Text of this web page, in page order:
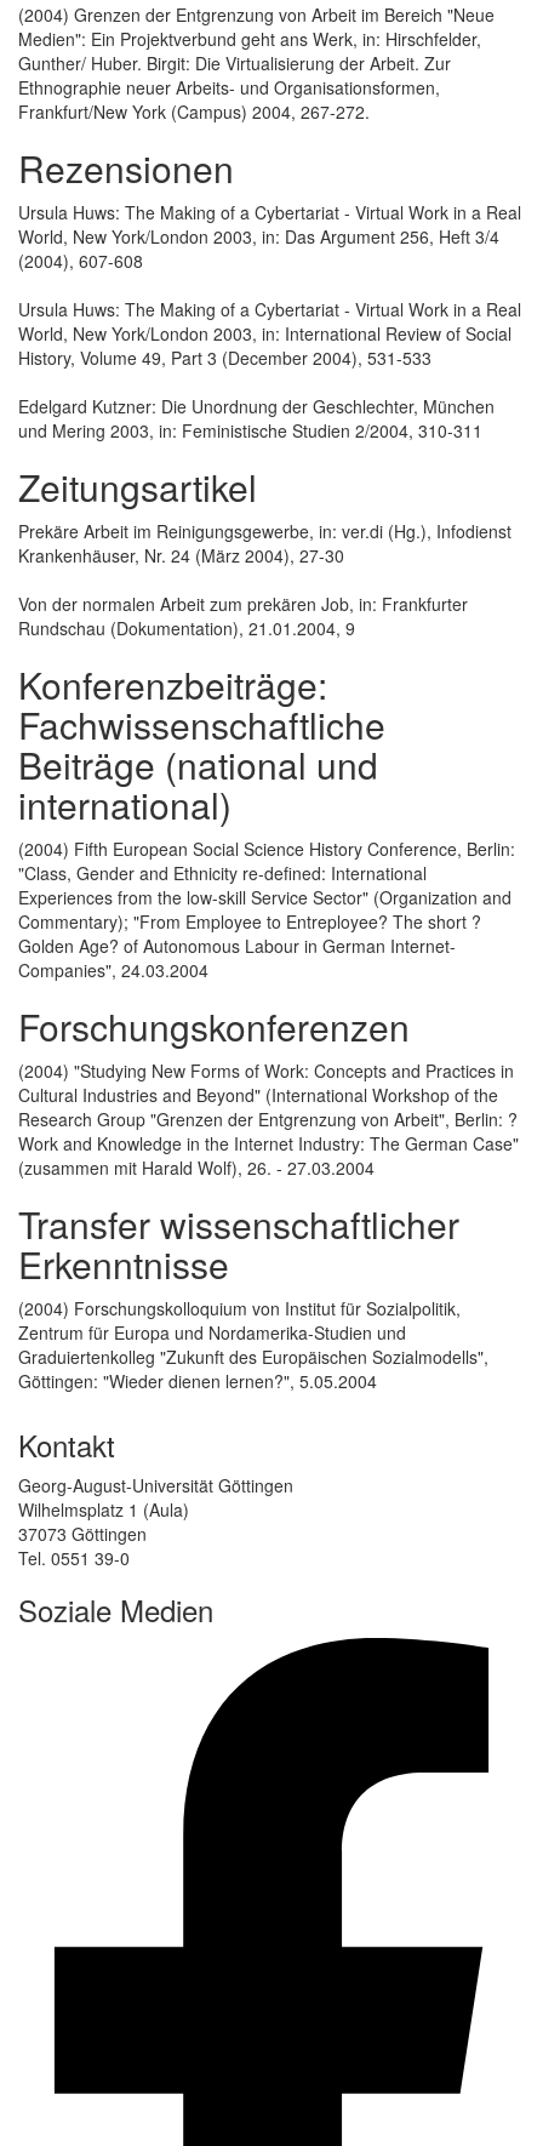
(2004) Grenzen der Entgrenzung von Arbeit im Bereich "Neue
Medien": Ein Projektverbund geht ans Werk, in: Hirsch­felder,
Gunther/ Huber. Birgit: Die Virtualisierung der Arbeit. Zur
Ethnographie neuer Arbeits- und Organi­sations­formen,
Frankfurt/New York (Campus) 2004, 267-272.
Rezensionen
Ursula Huws: The Making of a Cybertariat - Virtual Work in a Real
World, New York/London 2003, in: Das Argument 256, Heft 3/4
(2004), 607-608
Ursula Huws: The Making of a Cybertariat - Virtual Work in a Real
World, New York/London 2003, in: International Review of Social
History, Volume 49, Part 3 (December 2004), 531-533
Edelgard Kutzner: Die Unordnung der Geschlechter, München
und Mering 2003, in: Feministische Studien 2/2004, 310-311
Zeitungsartikel
Prekäre Arbeit im Reinigungsgewerbe, in: ver.di (Hg.), Infodienst
Krankenhäuser, Nr. 24 (März 2004), 27-30
Von der normalen Arbeit zum prekären Job, in: Frankfurter
Rundschau (Dokumentation), 21.01.2004, 9
Konferenzbeiträge:
Fachwissenschaftliche
Beiträge (national und
international)
(2004) Fifth European Social Science History Conference, Berlin:
"Class, Gender and Ethnicity re-defined: International
Experiences from the low-skill Service Sector" (Organization and
Commentary); "From Employee to Entreployee? The short ?
Golden Age? of Autonomous Labour in German Internet-
Companies", 24.03.2004
Forschungskonferenzen
(2004) "Studying New Forms of Work: Concepts and Practices in
Cultural Industries and Beyond" (International Workshop of the
Research Group "Grenzen der Entgrenzung von Arbeit", Berlin: ?
Work and Knowledge in the Internet Industry: The German Case"
(zusammen mit Harald Wolf), 26. - 27.03.2004
Transfer wissenschaftlicher
Erkenntnisse
(2004) Forschungskolloquium von Institut für Sozialpolitik,
Zentrum für Europa und Nordamerika-Studien und
Graduiertenkolleg "Zukunft des Europäischen Sozialmodells",
Göttingen: "Wieder dienen lernen?", 5.05.2004
Kontakt
Georg-August-Universität Göttingen
Wilhelmsplatz 1 (Aula)
37073 Göttingen
Tel. 0551 39-0
Soziale Medien